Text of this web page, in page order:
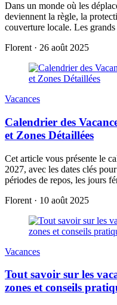
Dans un monde où les
deviennent la règle, la
couverture locale. Les
Florent · 26 août 2025
Vacances
Calendrier des
et Zones Détaillées
Cet article vous présente le
2027, avec les dates clés
périodes de repos, les jours
Florent · 10 août 2025
Vacances
Tout savoir sur les
zones et conseils